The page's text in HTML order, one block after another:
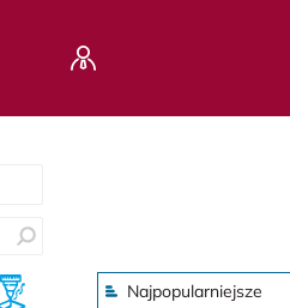
Najpopularniejsze